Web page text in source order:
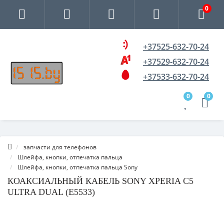
0
+37525-632-70-24
+37529-632-70-24
+37533-632-70-24
0 0
запчасти для телефонов
Шлейфа, кнопки, отпечатка пальца
Шлейфа, кнопки, отпечатка пальца Sony
КОАКСИАЛЬНЫЙ КАБЕЛЬ SONY XPERIA C5
ULTRA DUAL (E5533)